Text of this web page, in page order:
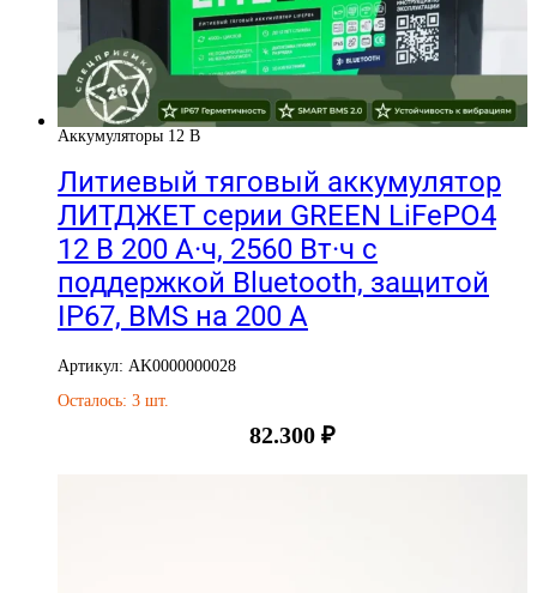
Аккумуляторы 12 В
Литиевый тяговый аккумулятор
ЛИТДЖЕТ серии GREEN LiFePO4
12 В 200 А·ч, 2560 Вт·ч с
поддержкой Bluetooth, защитой
IP67, BMS на 200 А
Артикул: AK0000000028
Осталось: 3 шт.
82.300 ₽